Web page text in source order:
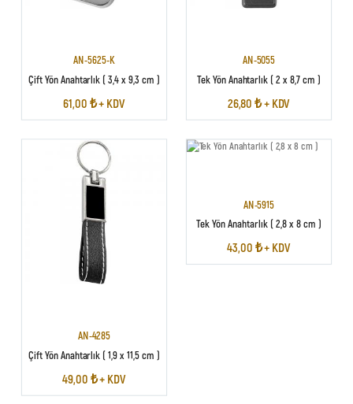
AN-5625-K
Çift Yön Anahtarlık ( 3,4 x 9,3 cm )
61,00 ₺ + KDV
AN-5055
Tek Yön Anahtarlık ( 2 x 8,7 cm )
26,80 ₺ + KDV
AN-4285
Çift Yön Anahtarlık ( 1,9 x 11,5 cm )
49,00 ₺ + KDV
AN-5915
Tek Yön Anahtarlık ( 2,8 x 8 cm )
43,00 ₺ + KDV